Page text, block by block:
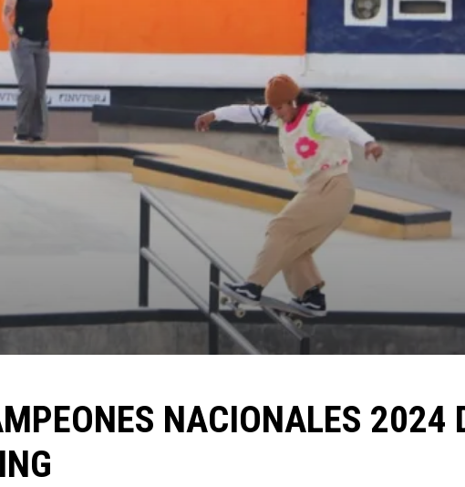
NACIONALES 2024